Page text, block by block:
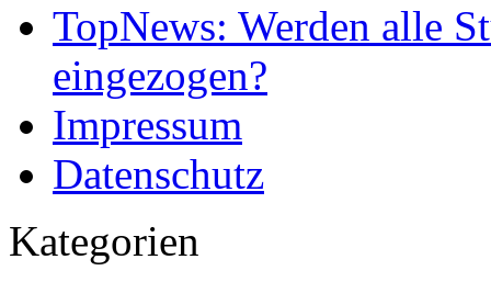
TopNews: Werden alle
eingezogen?
Impressum
Datenschutz
Kategorien